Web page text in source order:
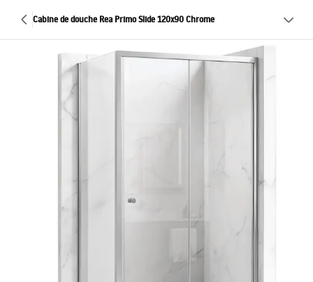
Cabine de douche Rea Primo Slide 120x90 Chrome